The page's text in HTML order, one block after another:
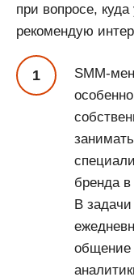
при вопросе, куда
рекомендую
SMM-
бренда
В
общение